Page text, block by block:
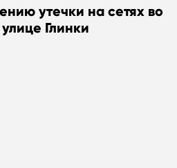
утечки на сетях во
Глинки